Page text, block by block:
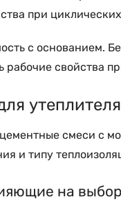
при
с основанием.
свойства
утеплителя
смеси с
и типу
на выбор